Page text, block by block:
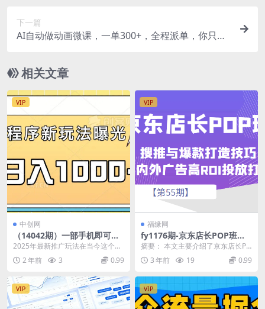
下一篇
AI自动做动画微课，一单300+，全程派单，你只管
相关文章
VIP
中创网
（14042期）一部手机即可操
作，每天抽出1个小时间轻松
日入1000+
2025年最新推广玩法在当今这个信
息爆炸的时代，许多人都希望能通
过互联网实现财富...
2 年前 3 0.99
VIP
福缘网
fy1176期-京东店长POP班
【第55期】，京东搜推与爆款
打造技巧，站内外广告高ROI
投放打法(京东店长POP班【第
款打造技巧及站内外广告高RO
I投放策略)
摘要： 本文主要介绍了京东店长PO
P班【第55期】的培训内容，包括
京东搜推与爆款...
3 年前 19 0.99
VIP VIP